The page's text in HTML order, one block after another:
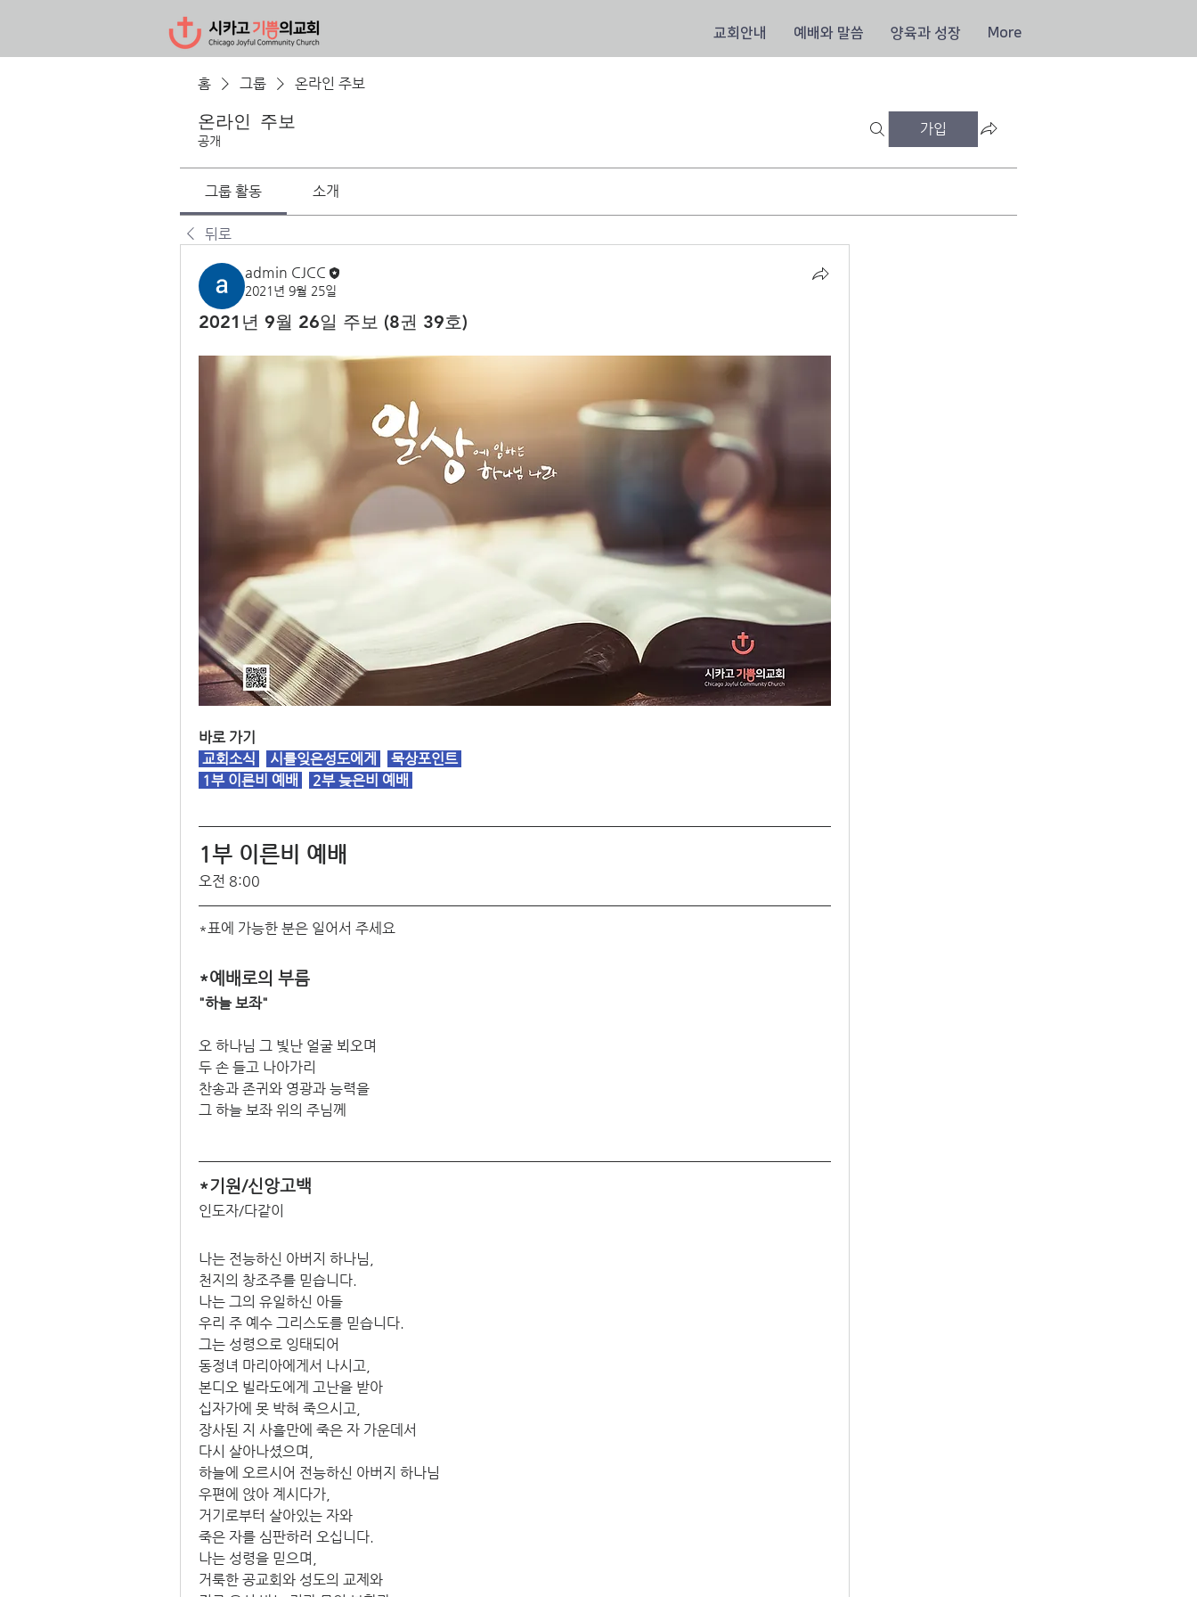
교회안내 예배와 말씀 양육과 성장 More
홈 그룹 온라인 주보
온라인 주보
공개
가입
그룹 활동 소개
뒤로
admin CJCC
2021년 9월 25일
2021년 9월 26일 주보 (8권 39호)
바로 가기
교회소식
시를잊은성도에게
묵상포인트
1부 이른비 예배
2부 늦은비 예배
1부 이른비 예배
오전 8:00
*표에 가능한 분은 일어서 주세요
*예배로의 부름
"하늘 보좌"
오 하나님 그 빛난 얼굴 뵈오며
두 손 들고 나아가리
찬송과 존귀와 영광과 능력을
그 하늘 보좌 위의 주님께
*기원/신앙고백
인도자/다같이
나는 전능하신 아버지 하나님,
천지의 창조주를 믿습니다.
나는 그의 유일하신 아들
우리 주 예수 그리스도를 믿습니다.
그는 성령으로 잉태되어
동정녀 마리아에게서 나시고,
본디오 빌라도에게 고난을 받아
십자가에 못 박혀 죽으시고,
장사된 지 사흘만에 죽은 자 가운데서
다시 살아나셨으며,
하늘에 오르시어 전능하신 아버지 하나님
우편에 앉아 계시다가,
거기로부터 살아있는 자와
죽은 자를 심판하러 오십니다.
나는 성령을 믿으며,
거룩한 공교회와 성도의 교제와